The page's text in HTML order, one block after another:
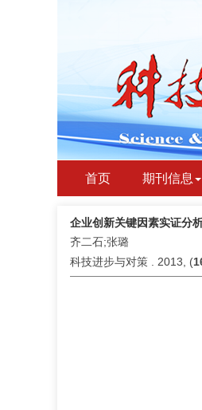
首页 期刊信息
企业创新关键因素实证分
齐二石;张璐
科技进步与对策 . 2013, (